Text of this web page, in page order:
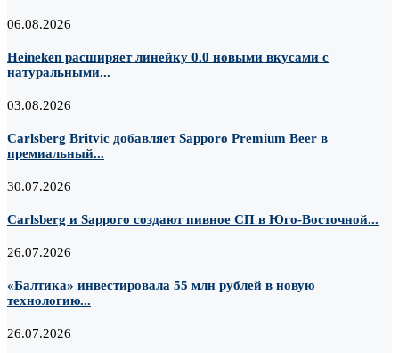
06.08.2026
Heineken расширяет линейку 0.0 новыми вкусами с
натуральными...
03.08.2026
Carlsberg Britvic добавляет Sapporo Premium Beer в
премиальный...
30.07.2026
Carlsberg и Sapporo создают пивное СП в Юго-Восточной...
26.07.2026
«Балтика» инвестировала 55 млн рублей в новую
технологию...
26.07.2026